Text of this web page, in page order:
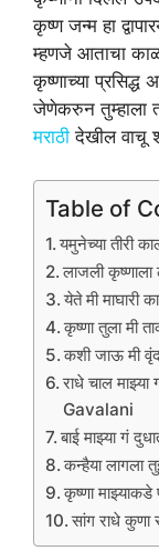
कृष्ण जन्म हा
म्हणजे आताचा
कृष्णाच्या
जेणेकरुन तुम्हाला
मराठी देखील वाचू
Table of
यमुनेच्या तीरी
लाजली कृष्णाला
येते मी माघारी
कृष्णा तुला मी
कशी जाऊ मी
राधे चाल
Gavalani
बाई माझ्या गं
कन्हैया लागला
कृष्णा
सांग राधे